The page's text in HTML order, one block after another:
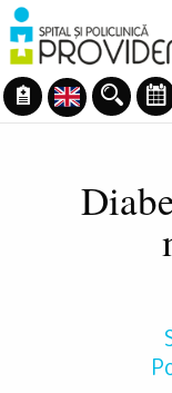
Mergi
la
conţinutul
principal
Navigare
principală